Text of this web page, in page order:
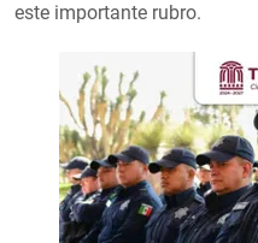
este importante rubro.